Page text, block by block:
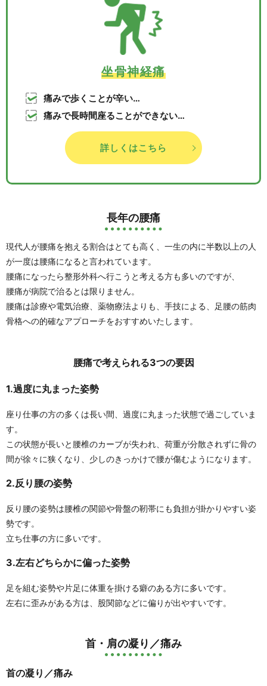
坐骨神経痛
痛みで歩くことが辛い…
痛みで長時間座ることができない…
詳しくはこちら
長年の腰痛
現代人が腰痛を抱える割合はとても高く、一生の内に半数以上の人
が一度は腰痛になると言われています。
腰痛になったら整形外科へ行こうと考える方も多いのですが、
腰痛が病院で治るとは限りません。
腰痛は診療や電気治療、薬物療法よりも、 手技による、足腰の筋肉
骨格への的確なアプローチをおすすめいたします。
腰痛で考えられる3つの要因
1.過度に丸まった姿勢
座り仕事の方の多くは長い間、過度に丸まった状態で過ごしていま
す。
この状態が長いと腰椎のカーブが失われ、荷重が分散されずに骨の
間が徐々に狭くなり、 少しのきっかけで腰が傷むようになります。
2.反り腰の姿勢
反り腰の姿勢は腰椎の関節や骨盤の靭帯にも負担が掛かりやすい姿
勢です。
立ち仕事の方に多いです。
3.左右どちらかに偏った姿勢
足を組む姿勢や片足に体重を掛ける癖のある方に多いです。
左右に歪みがある方は、股関節などに偏りが出やすいです。
首・肩の凝り／痛み
首の凝り／痛み